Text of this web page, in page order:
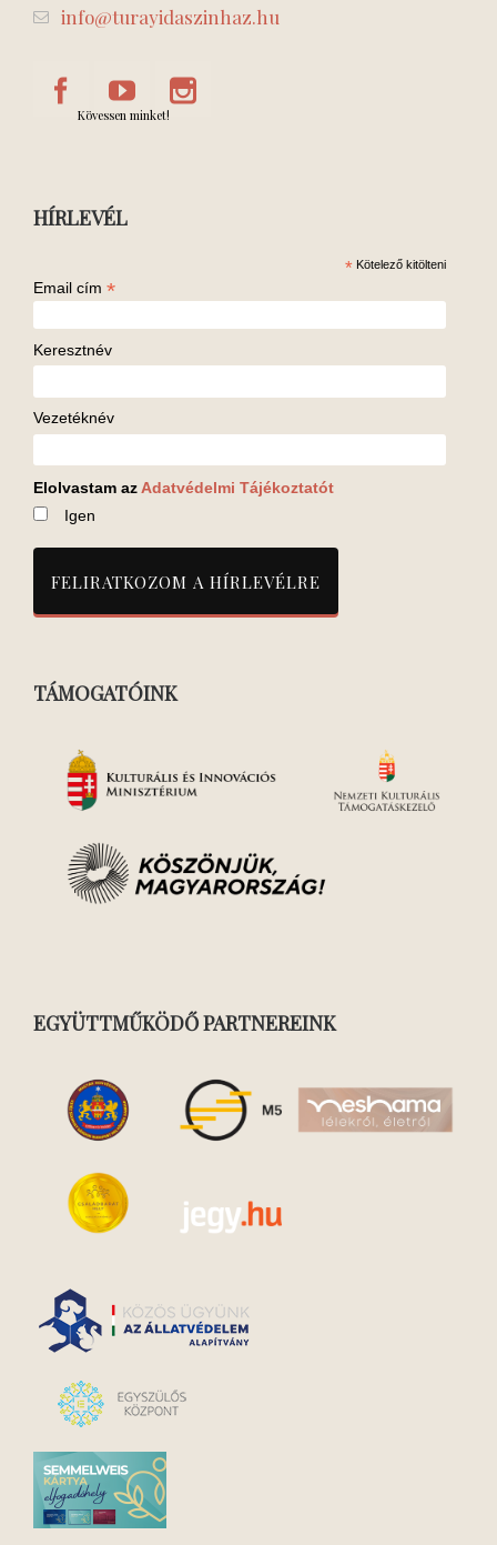
info@turayidaszinhaz.hu
Kövessen minket!
HÍRLEVÉL
* Kötelező kitölteni
Email cím *
Keresztnév
Vezetéknév
Elolvastam az Adatvédelmi Tájékoztatót
Igen
TÁMOGATÓINK
EGYÜTTMŰKÖDŐ PARTNEREINK